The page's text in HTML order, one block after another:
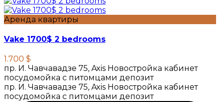
Аренда квартиры
Vake 1700$ 2 bedrooms
1.700 $
пр. И. Чавчавадзе 75, Axis Новостройка кабинет
посудомойка с питомцами депозит
пр. И. Чавчавадзе 75, Axis Новостройка кабинет
посудомойка с питомцами депозит